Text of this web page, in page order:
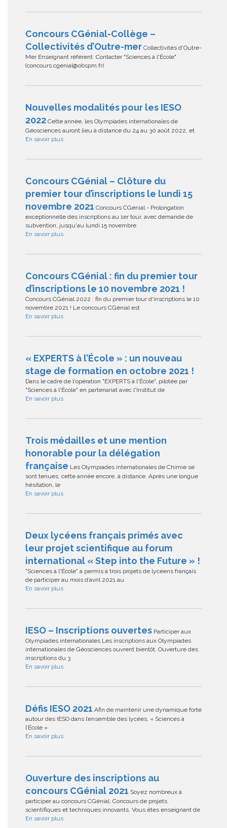
Concours CGénial-Collège –
Collectivités d’Outre-mer Collectivités d'Outre-
Mer Enseignant référent Contacter "Sciences à l'École"
(concours.cgenial@obspm.fr)
Nouvelles modalités pour les IESO
2022 Cette année, les Olympiades internationales de
Géosciences auront lieu à distance du 24 au 30 août 2022, et
En savoir plus
Concours CGénial – Clôture du
premier tour d’inscriptions le lundi 15
novembre 2021 Concours CGénial - Prolongation
exceptionnelle des inscriptions au 1er tour, avec demande de
subvention, jusqu'au lundi 15 novembre
En savoir plus
Concours CGénial : fin du premier tour
d’inscriptions le 10 novembre 2021 !
Concours CGénial 2022 : fin du premier tour d'inscriptions le 10
novembre 2021 ! Le concours CGénial est
En savoir plus
« EXPERTS à l’École » : un nouveau
stage de formation en octobre 2021 !
Dans le cadre de l'opération "EXPERTS à l'École", pilotée par
"Sciences à l'École" en partenariat avec l'Institut de
En savoir plus
Trois médailles et une mention
honorable pour la délégation
française Les Olympiades internationales de Chimie se
sont tenues, cette année encore, à distance. Après une longue
hésitation, le
En savoir plus
Deux lycéens français primés avec
leur projet scientifique au forum
international « Step into the Future » !
"Sciences à l'École" a permis à trois projets de lycéens français
de participer au mois d’avril 2021 au
En savoir plus
IESO – Inscriptions ouvertes Participer aux
Olympiades internationales Les inscriptions aux Olympiades
internationales de Géosciences ouvrent bientôt. Ouverture des
inscriptions du 3
En savoir plus
Défis IESO 2021 Afin de maintenir une dynamique forte
autour des IESO dans l’ensemble des lycées, « Sciences à
l’École »
En savoir plus
Ouverture des inscriptions au
concours CGénial 2021 Soyez nombreux à
participer au concours CGénial. Concours de projets
scientifiques et techniques innovants. Vous êtes enseignant de
En savoir plus